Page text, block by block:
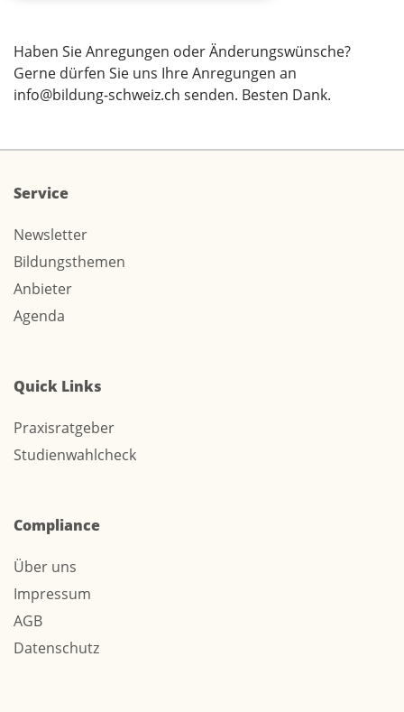
Haben Sie Anregungen oder Änderungswünsche?
Gerne dürfen Sie uns Ihre Anregungen an
info@bildung-schweiz.ch senden. Besten Dank.
Service
Newsletter
Bildungsthemen
Anbieter
Agenda
Quick Links
Praxisratgeber
Studienwahlcheck
Compliance
Über uns
Impressum
AGB
Datenschutz